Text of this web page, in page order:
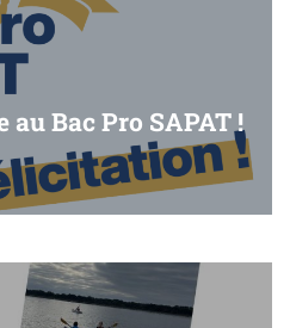
au Bac Pro SAPAT !